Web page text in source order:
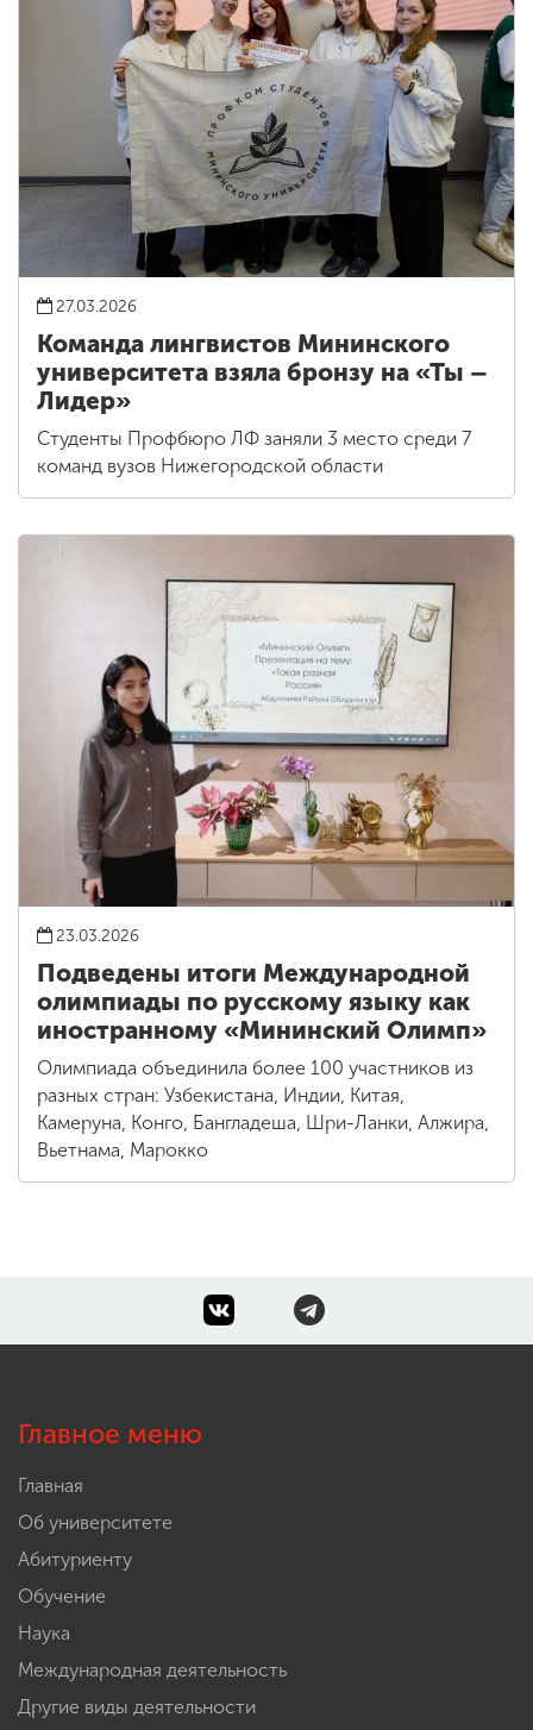
27.03.2026
Команда лингвистов Мининского
университета взяла бронзу на «Ты –
Лидер»
Студенты Профбюро ЛФ заняли 3 место среди 7
команд вузов Нижегородской области
23.03.2026
Подведены итоги Международной
олимпиады по русскому языку как
иностранному «Мининский Олимп»
Олимпиада объединила более 100 участников из
разных стран: Узбекистана, Индии, Китая,
Камеруна, Конго, Бангладеша, Шри-Ланки, Алжира,
Вьетнама, Марокко
Главное меню
Главная
Об университете
Абитуриенту
Обучение
Наука
Международная деятельность
Другие виды деятельности